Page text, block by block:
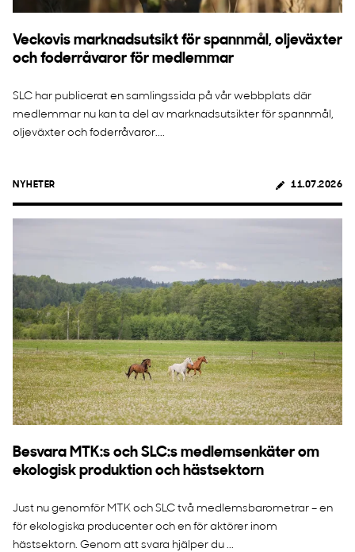
Veckovis marknadsutsikt för spannmål, oljeväxter
och foderråvaror för medlemmar
SLC har publicerat en samlingssida på vår webbplats där
medlemmar nu kan ta del av marknadsutsikter för spannmål,
oljeväxter och foderråvaror....
NYHETER 11.07.2026
Besvara MTK:s och SLC:s medlemsenkäter om
ekologisk produktion och hästsektorn
Just nu genomför MTK och SLC två medlemsbarometrar – en
för ekologiska producenter och en för aktörer inom
hästsektorn. Genom att svara hjälper du ...